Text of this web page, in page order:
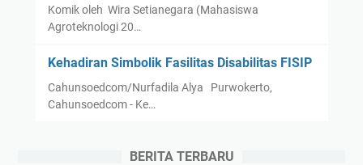
Komik oleh Wira Setianegara (Mahasiswa
Agroteknologi 20…
Kehadiran Simbolik Fasilitas Disabilitas FISIP
Cahunsoedcom/Nurfadila Alya Purwokerto,
Cahunsoedcom - Ke…
BERITA TERBARU